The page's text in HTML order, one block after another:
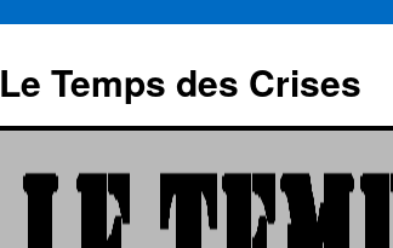
contenu
Le Temps des Crises